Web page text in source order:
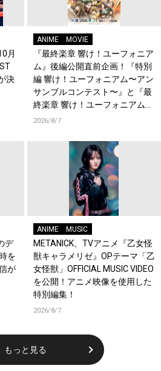
月
決
ANIME MOVIE
『最終楽章 響け！ユーフォニア
ム』後編公開直前企画！『特別
編 響け！ユーフォニアム〜アン
サンブルコンテスト〜』と『最
終楽章 響け！ユーフォニアム』
前編の一挙上映が決定！
2026/8/7
デ
を
が
ANIME MUSIC
METANICK、TVアニメ『乙女怪
獣キャラメリゼ』OPテーマ「乙
女怪獣」OFFICIAL MUSIC VIDEO
を公開！アニメ映像を使用した
特別編集！
2026/8/7
もっと見る